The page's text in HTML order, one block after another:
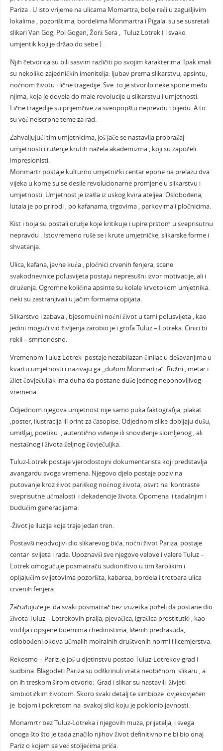
Pariza . U isto vrijeme na ulicama Momartra, bolje reći u zagušljivim
lokalima , pozorištima, bordelima Monmartra i Pigala su se susretali
slikari Van Gog, Pol Gogen, Žorž Sera , Tuluz Lotrek ( i svako
umjentik koji je držao do sebe ) .
Njih četvorica su bili sasvim različiti po svojim karakterima. Ipak imali
su nekoliko zajedničkih imenitelja: ljubav prema slikarstvu, apsintu,
noćnom životu i lične tragedije. Sve to je stvorilo neke spone među
njima, koja je dovela do male revolucije u slikarstvu i umjetnosti.
Lične tragedije su prijemčive za sveopopštu neprevdu i bijedu. A to
su već neiscrpne teme za rad.
Zahvaljujući tim umjetnicima, još jače se nastavlja probražaj
umjetnosti i rušenje krutih načela akademizma , koji su započeli
impresionisti.
Monmartr postaje kulturno umjetnički centar epohe na prelazu dva
vijeka u kome su se desile revolucionarne promjene u slikarstvu i
umjetnosti. Umjetnost je izašla iz uskog kvira ateljea. Oslobođena,
lutala je po prirodi , po kafanama, trgovima , parkovima i pločnicima.
Kist i boja su postali oružje koje kritikuje i upire prstom u sveprisutnu
nepravdu . Istovremeno ruše se i krute umjetničke, slikarske forme i
shvatanja.
Ulica, kafana, javne kuća , pločnici crvenih fenjera, scene
svakodnevnice polusvijeta postaju nepresušni izvor motivacije, ali i
druženja. Ogromne količina apsinte su kolale krvotokom umjetnika.
neki su zastranjivali u jačim formama opijata.
Slikarstvo i zabava , bjesomučni noćni život u tami polusvijeta , kao
jedini mogući vid življenja zarobio je i grofa Tuluz – Lotreka. Cinici bi
rekli – smrtonosno.
Vremenom Tuluz Lotrek postaje nezabilazan činilac u dešavanjima u
kvartu umjetnosti i nazivaju ga „dušom Monmartra“. Ružni , metar i
žilet čovječuljak ima duha da postane duše jednog neponovljivog
vremena.
Odjednom njegova umjetnost nije samo puka faktografija, plakat
,poster, ilustracija ili print za časopise. Odjednom slike dobijaju dušu,
umišljaj, poetiku , autentično viđenje ili snoviđenje slomljenog , ali
nestašnog i života željnog čovječuljka.
Tuluz-Lotrek postaje vjerodostojni dokumentarista koji predstavlja
avangardu svoga vremena. Njegovo djelo postaje poziv na
putovanje kroz život pariškog noćnog života, osvrt na kontraste
sveprisutne ućmalosti i dekadencije života. Opomena i tadašnjim i
budućim generacijama:
-Život je iluzija koja traje jedan tren.
Postavši neodvojivi dio slikarevog bića, noćni život Pariza, postaje
centar svijeta i rada. Upoznavši sve njegove velove i valere Tuluz –
Lotrek omogućuje posmatraču sudioništvo u tim šarolikim i
opijajućim svijetovima pozorišta, kabarea, bordela i trotoara ulica
crvenih fenjera.
Začuđujuće je da svaki posmatrač bez izuzetka poželi da postane dio
života Tuluz – Lotrekovih pralja, pjevačica, igračica prostitutki , kao
vodilja i opsjene boemima i hedinistima, lišenih predrasuda,
oslobođeni okova učmalih molralnih društvenih normi i licemjerstva.
Rekosmo – Pariz je još u djetinstvu postao Tuluz-Lotrekov grad i
sudbina. Blagodeti Pariza su odškrinuli vrata neobičnom slikaru , a
on ih treskom širom otvorio: Grad i slikar su nastavili živjeti
simbiotičkim životom. Skoro svaki detalj te simbioze ovjekovječen
je bojom i pokretom na svakoj slici koju je poklonio javnosti.
Monamrtr bez Tuluz-Lotreka i njegovih muza, prijatelja, i svega
onoga što što je tada značilo njihov život definitivno ne bi bio onaj
Pariz o kojem se već stoljećima priča.